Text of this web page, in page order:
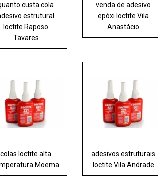
custa cola
estrutural
loctite Raposo
Tavares
venda de adesivo
epóxi loctite Vila
Anastácio
colas loctite alta
Moema
adesivos estruturais
loctite Vila Andrade